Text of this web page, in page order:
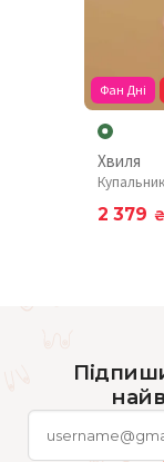
Фан Дні
Хвиля
2 379 ₴